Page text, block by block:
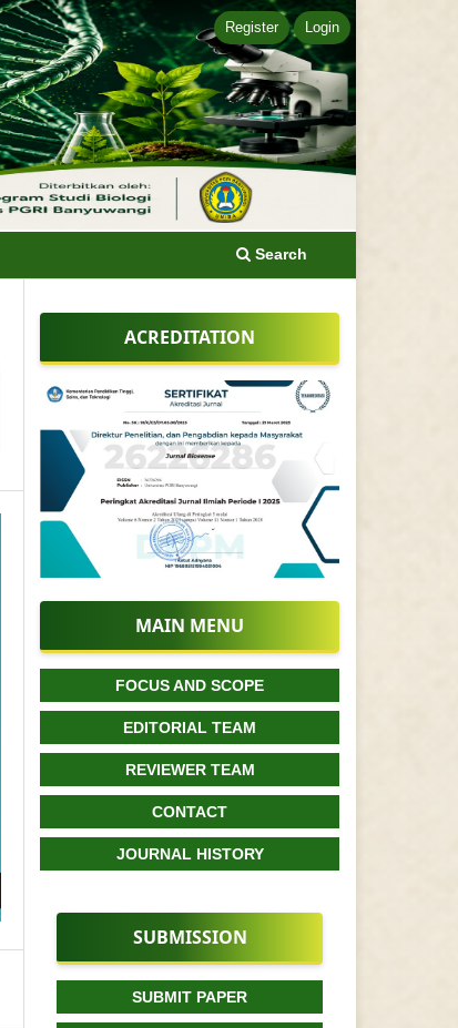
Search
Register Login
ACREDITATION
MAIN MENU
FOCUS AND SCOPE
EDITORIAL TEAM
REVIEWER TEAM
CONTACT
JOURNAL HISTORY
SUBMISSION
SUBMIT PAPER